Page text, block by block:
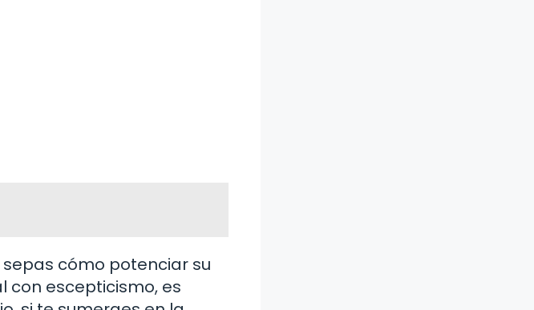
cómo potenciar su
con escepticismo, es